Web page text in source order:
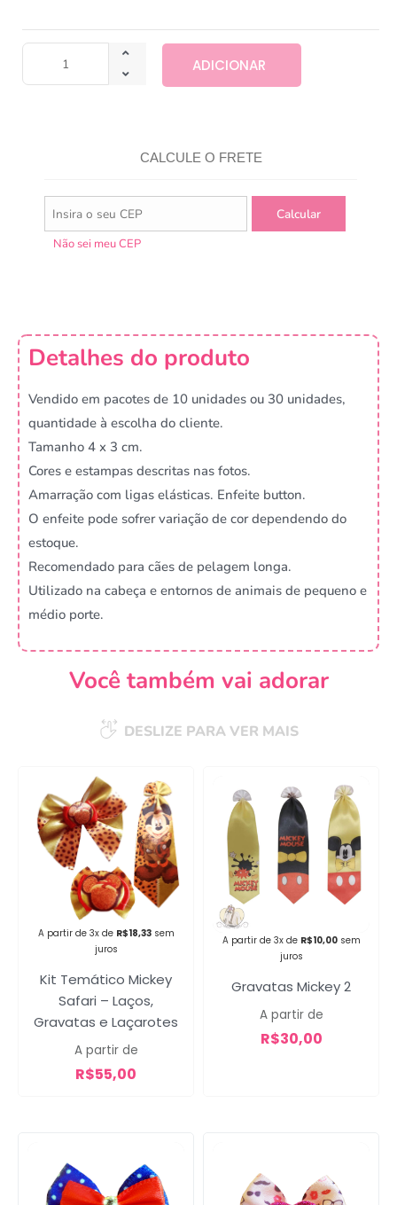
ADICIONAR
CALCULE O FRETE
Não sei meu CEP
Detalhes do produto
Vendido em pacotes de 10 unidades ou 30 unidades,
quantidade à escolha do cliente.
Tamanho 4 x 3 cm.
Cores e estampas descritas nas fotos.
Amarração com ligas elásticas. Enfeite button.
O enfeite pode sofrer variação de cor dependendo do
estoque.
Recomendado para cães de pelagem longa.
Utilizado na cabeça e entornos de animais de pequeno e
médio porte.
Você também vai adorar
DESLIZE PARA VER MAIS
A partir de 3x de R$18,33 sem
juros
Kit Temático Mickey
Safari – Laços,
Gravatas e Laçarotes
A partir de
R$55,00
A partir de 3x de R$10,00 sem
juros
Gravatas Mickey 2
A partir de
R$30,00
Campanha lançada com
sucesso!